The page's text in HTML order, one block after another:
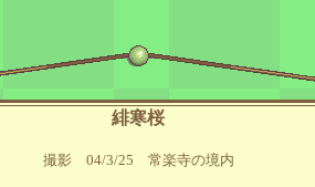
緋寒桜
撮影 04/3/25 常楽寺の境内